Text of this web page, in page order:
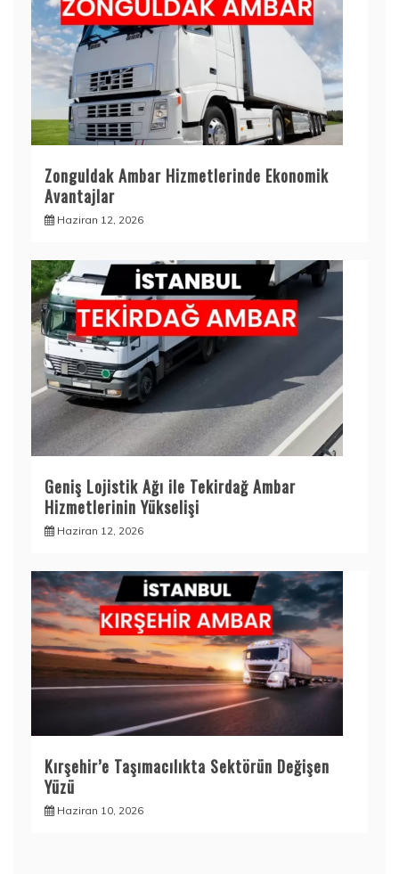
Zonguldak Ambar Hizmetlerinde Ekonomik
Avantajlar
Haziran 12, 2026
Geniş Lojistik Ağı ile Tekirdağ Ambar
Hizmetlerinin Yükselişi
Haziran 12, 2026
Kırşehir’e Taşımacılıkta Sektörün Değişen
Yüzü
Haziran 10, 2026